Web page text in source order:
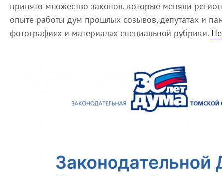
принято множество законов, которые меняли
опыте работы дум прошлых созывов, депутатах и
фотографиях и материалах специальной рубрики.